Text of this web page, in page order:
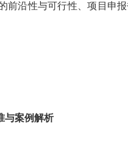
前沿性与可行性、项目申
与案例解析